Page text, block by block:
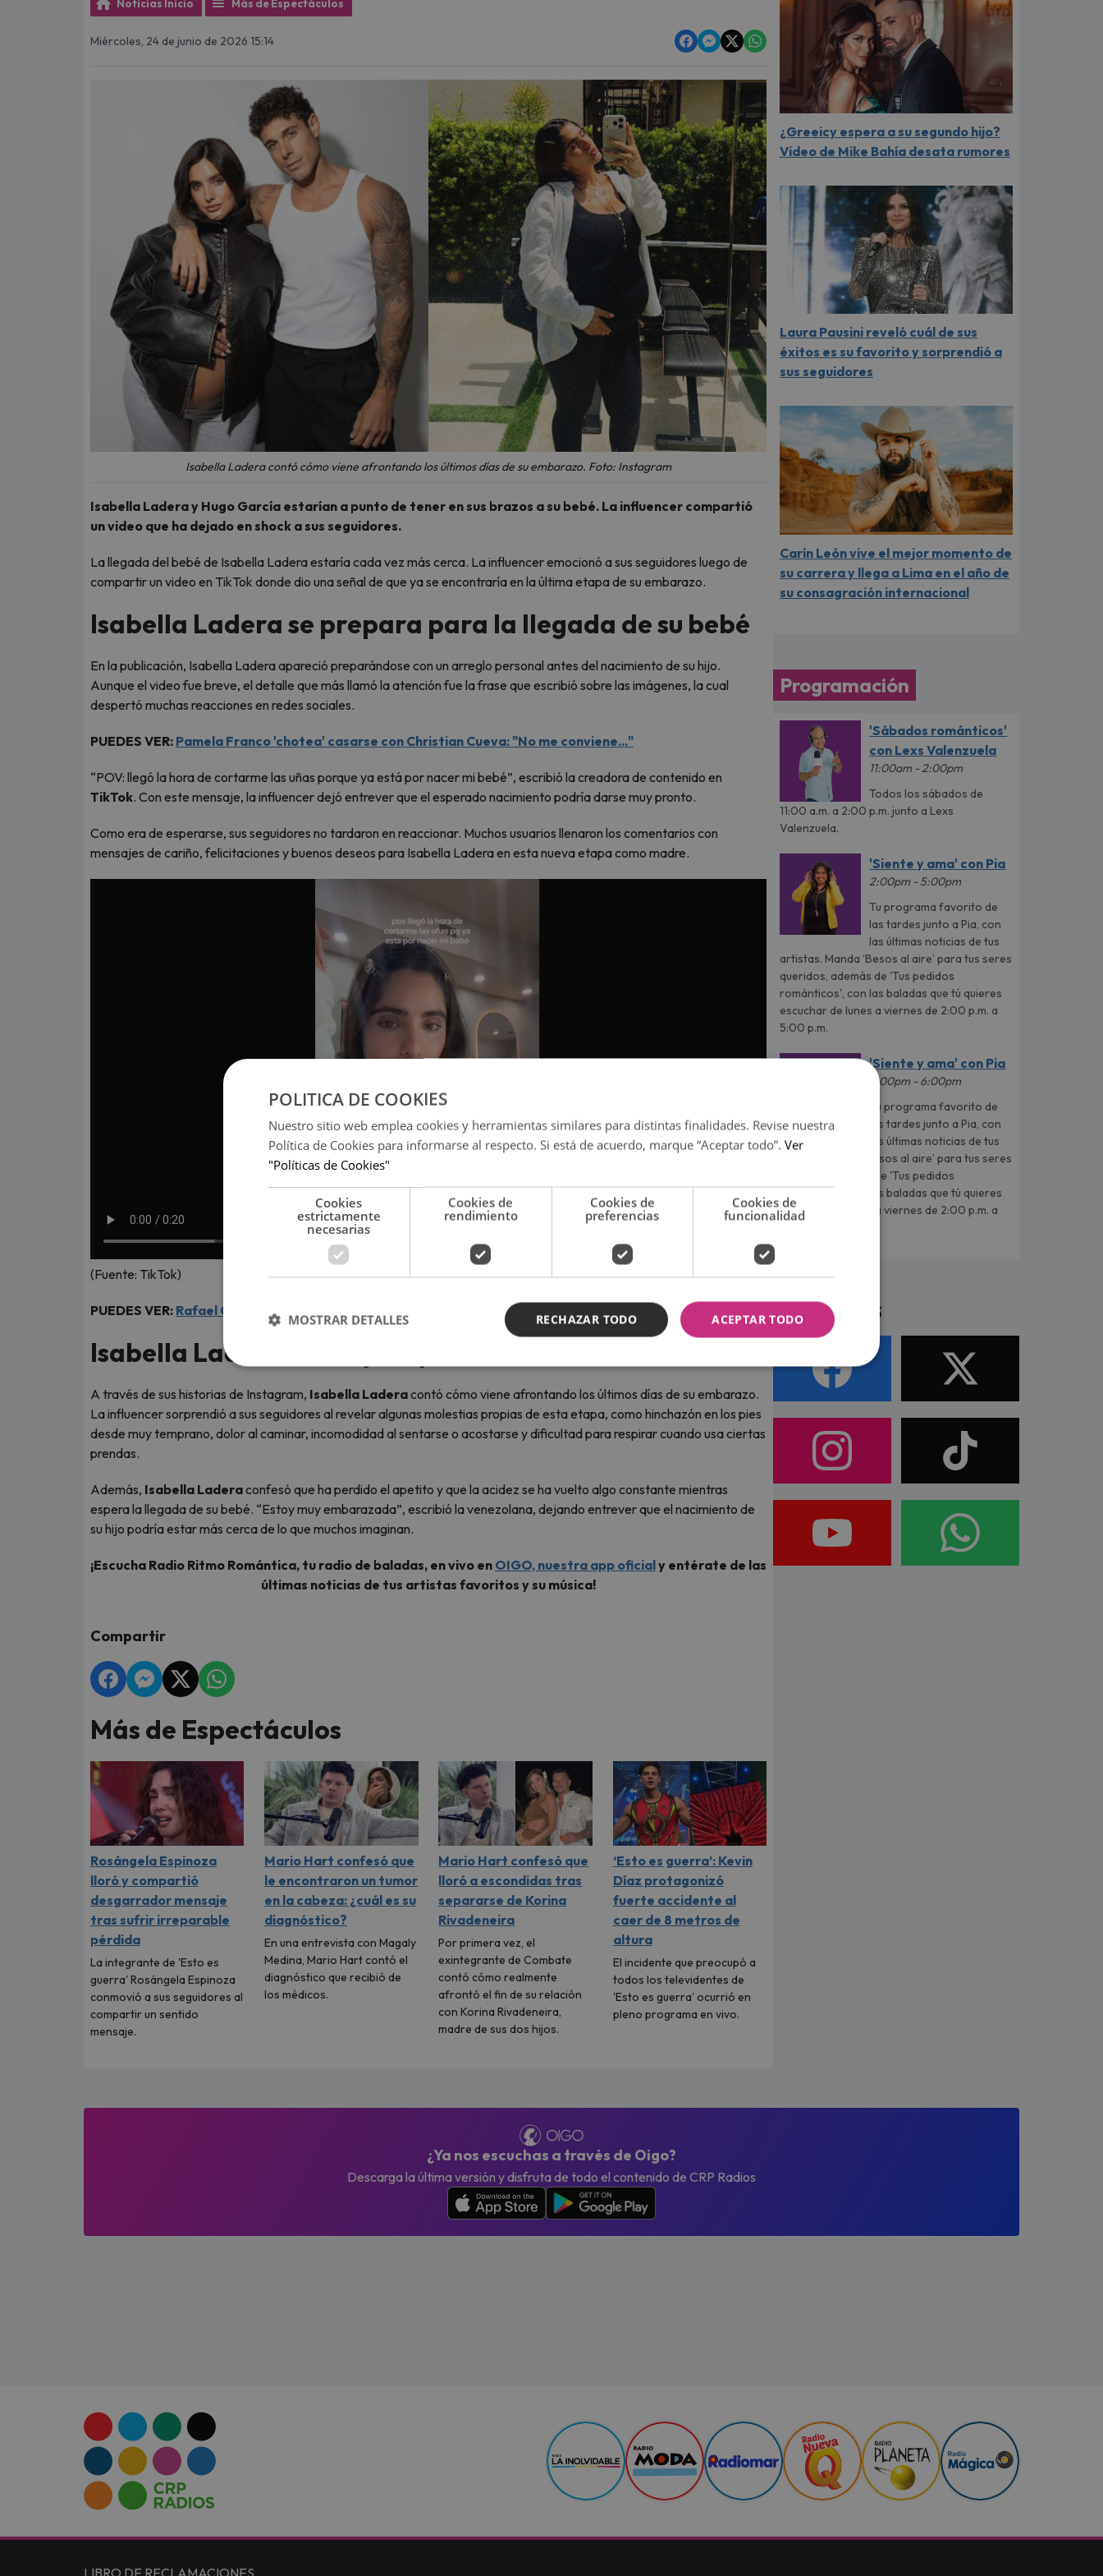
Noticias Inicio Más de Espectáculos
Miércoles, 24 de junio de 2026 15:14
Isabella Ladera contó cómo viene afrontando los últimos días de su embarazo. Foto: Instagram
Isabella Ladera y Hugo García estarían a punto de tener en sus brazos a su bebé. La influencer compartió
un video que ha dejado en shock a sus seguidores.
La llegada del bebé de Isabella Ladera estaría cada vez más cerca. La influencer emocionó a sus seguidores luego de
compartir un video en TikTok donde dio una señal de que ya se encontraría en la última etapa de su embarazo.
Isabella Ladera se prepara para la llegada de su bebé
En la publicación, Isabella Ladera apareció preparándose con un arreglo personal antes del nacimiento de su hijo.
Aunque el video fue breve, el detalle que más llamó la atención fue la frase que escribió sobre las imágenes, la cual
despertó muchas reacciones en redes sociales.
PUEDES VER: Pamela Franco 'chotea' casarse con Christian Cueva: "No me conviene..."
“POV: llegó la hora de cortarme las uñas porque ya está por nacer mi bebé”, escribió la creadora de contenido en
TikTok. Con este mensaje, la influencer dejó entrever que el esperado nacimiento podría darse muy pronto.
Como era de esperarse, sus seguidores no tardaron en reaccionar. Muchos usuarios llenaron los comentarios con
mensajes de cariño, felicitaciones y buenos deseos para Isabella Ladera en esta nueva etapa como madre.
(Fuente: TikTok)
PUEDES VER: Rafael Cardozo habló del embarazo de su ex Cachaza: esta fue su inesperada respuesta
Isabella Ladera: “Estoy muy embarazada”
A través de sus historias de Instagram, Isabella Laderacontó cómo viene afrontando los últimos días de su embarazo.
La influencer sorprendió a sus seguidores al revelar algunas molestias propias de esta etapa, como hinchazón en los pies
desde muy temprano, dolor al caminar, incomodidad al sentarse o acostarse y dificultad para respirar cuando usa ciertas
prendas.
Además, Isabella Laderaconfesó que ha perdido el apetito y que la acidez se ha vuelto algo constante mientras
espera la llegada de su bebé. “Estoy muy embarazada”, escribió la venezolana, dejando entrever que el nacimiento de
su hijo podría estar más cerca de lo que muchos imaginan.
¡Escucha Radio Ritmo Romántica, tu radio de baladas, en vivo en OIGO, nuestra app oficialy entérate de las
últimas noticias de tus artistas favoritos y su música!
Compartir
Más de Espectáculos
Rosángela Espinoza
lloró y compartió
desgarrador mensaje
tras sufrir irreparable
pérdida
La integrante de 'Esto es
guerra' Rosángela Espinoza
conmovió a sus seguidores al
compartir un sentido
mensaje.
Mario Hart confesó que
le encontraron un tumor
en la cabeza: ¿cuál es su
diagnóstico?
En una entrevista con Magaly
Medina, Mario Hart contó el
diagnóstico que recibió de
los médicos.
Mario Hart confesó que
lloró a escondidas tras
separarse de Korina
Rivadeneira
Por primera vez, el
exintegrante de Combate
contó cómo realmente
afrontó el fin de su relación
con Korina Rivadeneira,
madre de sus dos hijos.
‘Esto es guerra’: Kevin
Díaz protagonizó
fuerte accidente al
caer de 8 metros de
altura
El incidente que preocupó a
todos los televidentes de
'Esto es guerra' ocurrió en
pleno programa en vivo.
¿Greeicy espera a su segundo hijo?
Video de Mike Bahía desata rumores
Laura Pausini reveló cuál de sus
éxitos es su favorito y sorprendió a
sus seguidores
Carín León vive el mejor momento de
su carrera y llega a Lima en el año de
su consagración internacional
Programación
'Sábados románticos'
con Lexs Valenzuela
11:00am - 2:00pm
Todos los sábados de
11:00 a.m. a 2:00 p.m. junto a Lexs
Valenzuela.
'Siente y ama' con Pia
2:00pm - 5:00pm
Tu programa favorito de
las tardes junto a Pia, con
las últimas noticias de tus
artistas. Manda ‘Besos al aire’ para tus seres
queridos, además de 'Tus pedidos
románticos', con las baladas que tú quieres
escuchar de lunes a viernes de 2:00 p.m. a
5:00 p.m.
'Siente y ama' con Pia
5:00pm - 6:00pm
Tu programa favorito de
las tardes junto a Pia, con
las últimas noticias de tus
artistas. Manda ‘Besos al aire’ para tus seres
queridos, además de 'Tus pedidos
románticos', con las baladas que tú quieres
escuchar de lunes a viernes de 2:00 p.m. a
Síguenos
¿Ya nos escuchas a través de Oigo?
Descarga la última versión y disfruta de todo el contenido de CRP Radios
POLITICA DE COOKIES
Nuestro sitio web emplea cookies y herramientas similares para distintas finalidades. Revise nuestra
Política de Cookies para informarse al respecto. Si está de acuerdo, marque “Aceptar todo”. Ver
"Políticas de Cookies"
Cookies
estrictamente
necesarias
Cookies de
rendimiento
Cookies de
preferencias
Cookies de
funcionalidad
ACEPTAR TODO
RECHAZAR TODO
MOSTRAR DETALLES